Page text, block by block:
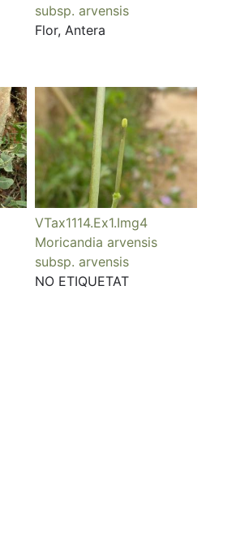
subsp. arvensis
Flor, Antera
VTax1114.Ex1.Img4
Moricandia arvensis
subsp. arvensis
NO ETIQUETAT